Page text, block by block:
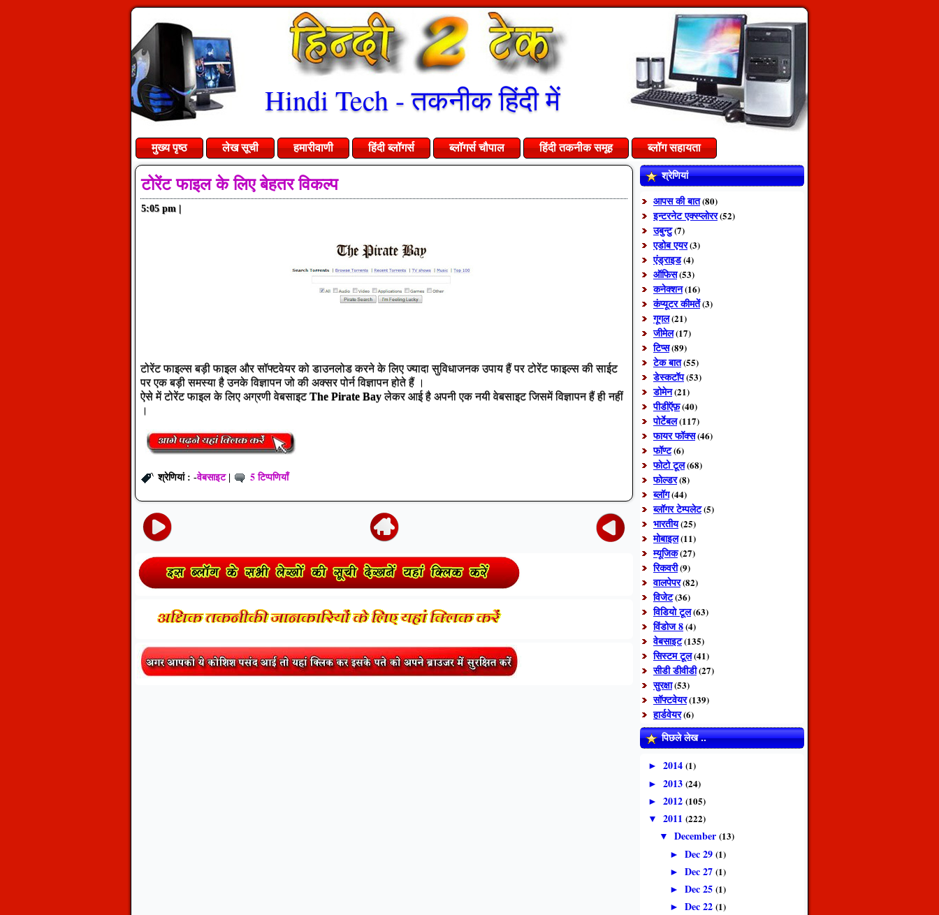
Hindi Tech - तकनीक हिंदी में
मुख्य पृष्ठ लेख सूची हमारीवाणी हिंदी ब्लॉगर्स ब्लॉगर्स चौपाल हिंदी तकनीक समूह ब्लॉग सहायता
टोरेंट फाइल के लिए बेहतर विकल्प
5:05 pm |
टोरेंट फाइल्स बड़ी फाइल और सॉफ्टवेयर को डाउनलोड करने के लिए ज्यादा सुविधाजनक उपाय हैं पर टोरेंट फाइल्स की साईट
पर एक बड़ी समस्या है उनके विज्ञापन जो की अक्सर पोर्न विज्ञापन होते हैं ।
ऐसे में टोरेंट फाइल के लिए अग्रणी वेबसाइटThe Pirate Bayलेकर आई है अपनी एक नयी वेबसाइट जिसमें विज्ञापन हैं ही नहीं
।
श्रेणियां : -वेबसाइट| 5 टिप्पणियाँ
श्रेणियां
आपस की बात(80)
इन्टरनेट एक्स्प्लोरर(52)
उबुन्टु(7)
एडोब एयर(3)
एंड्राइड(4)
ऑफिस(53)
कनेक्शन(16)
कंप्यूटर कीमतें(3)
गूगल(21)
जीमेल(17)
टिप्स(89)
टेक बात(55)
डेस्कटॉप(53)
डोमेन(21)
पीडीऍफ़(40)
पोर्टेबल(117)
फायर फॉक्स(46)
फॉण्ट(6)
फोटो टूल(68)
फोल्डर(8)
ब्लॉग(44)
ब्लॉगर टेम्पलेट(5)
भारतीय(25)
मोबाइल(11)
म्यूजिक(27)
रिकवरी(9)
वालपेपर(82)
विजेट(36)
विडियो टूल(63)
विंडोज 8(4)
वेबसाइट(135)
सिस्टम टूल(41)
सीडी डीवीडी(27)
सुरक्षा(53)
सॉफ्टवेयर(139)
हार्डवेयर(6)
पिछले लेख ..
► 2014 (1)
► 2013 (24)
► 2012 (105)
▼ 2011 (222)
▼ December (13)
►Dec 29(1)
►Dec 27(1)
►Dec 25(1)
►Dec 22(1)